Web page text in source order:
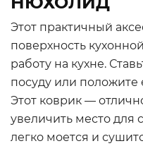
Этот практичный
поверхность
работу на кухне.
посуду или положите
Этот коврик —
увеличить место для
легко моется и